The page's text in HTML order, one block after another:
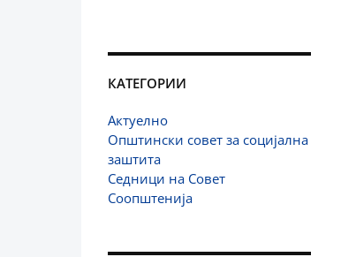
КАТЕГОРИИ
Актуелно
Општински совет за социјална
заштита
Седници на Совет
Соопштенија